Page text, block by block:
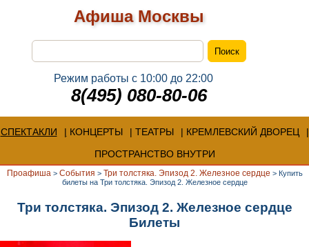
Афиша Москвы
Режим работы с 10:00 до 22:00
8(495) 080-80-06
СПЕКТАКЛИ КОНЦЕРТЫ ТЕАТРЫ
КРЕМЛЕВСКИЙ ДВОРЕЦ
ПРОСТРАНСТВО ВНУТРИ
Проафиша > События > Три толстяка. Эпизод 2. Железное сердце > Купить
билеты на Три толстяка. Эпизод 2. Железное сердце
Три толстяка. Эпизод 2. Железное сердце
Билеты